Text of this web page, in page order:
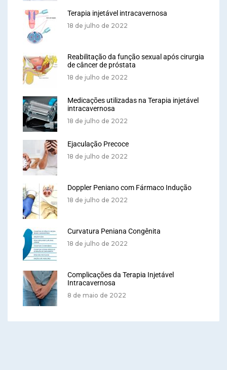
Terapia injetável intracavernosa
18 de julho de 2022
Reabilitação da função sexual após cirurgia
de câncer de próstata
18 de julho de 2022
Medicações utilizadas na Terapia injetável
intracavernosa
18 de julho de 2022
Ejaculação Precoce
18 de julho de 2022
Doppler Peniano com Fármaco Indução
18 de julho de 2022
Curvatura Peniana Congênita
18 de julho de 2022
Complicações da Terapia Injetável
Intracavernosa
8 de maio de 2022